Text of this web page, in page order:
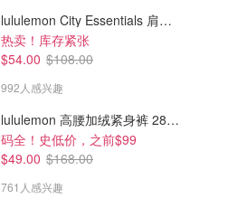
lululemon City Essentials 肩背包 4L
热卖！库存紧张
$54.00 $108.00
992人感兴趣
lululemon 高腰加绒紧身裤 28"≈71cm 5个口袋
码全！史低价，之前$99
$49.00 $168.00
761人感兴趣